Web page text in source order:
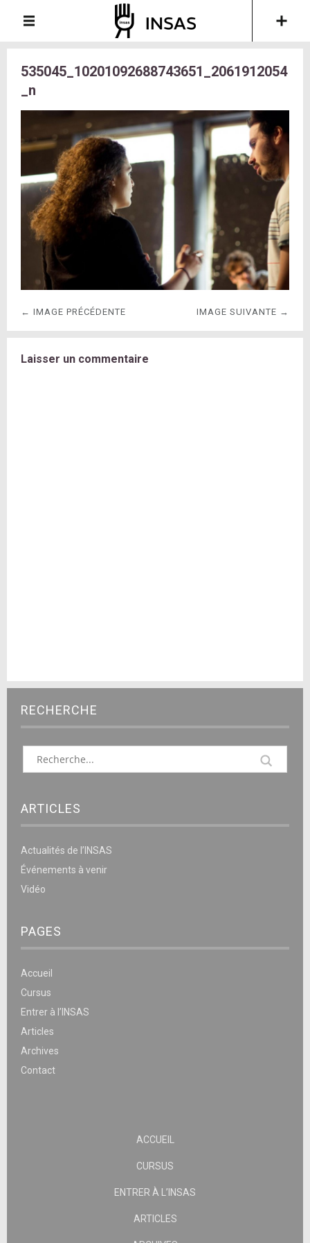
535045_10201092688743651_2061912054
_n
← IMAGE PRÉCÉDENTE IMAGE SUIVANTE →
Laisser un commentaire
RECHERCHE
ARTICLES
Actualités de l’INSAS
Événements à venir
Vidéo
PAGES
Accueil
Cursus
Entrer à l’INSAS
Articles
Archives
Contact
ACCUEIL
CURSUS
ENTRER À L’INSAS
ARTICLES